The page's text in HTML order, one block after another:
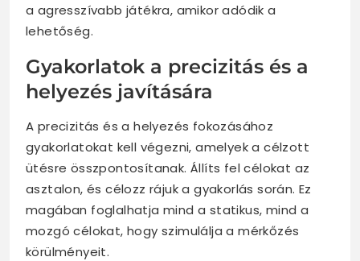
a agresszívabb játékra, amikor adódik a
lehetőség.
Gyakorlatok a precizitás és a
helyezés javítására
A precizitás és a helyezés fokozásához
gyakorlatokat kell végezni, amelyek a célzott
ütésre összpontosítanak. Állíts fel célokat az
asztalon, és célozz rájuk a gyakorlás során. Ez
magában foglalhatja mind a statikus, mind a
mozgó célokat, hogy szimulálja a mérkőzés
körülményeit.